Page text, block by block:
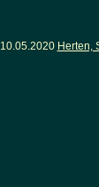
10.05.2020 Herten,